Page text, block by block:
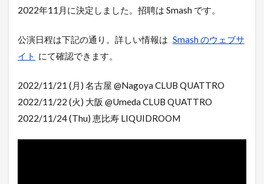
2022年11月に決定しました。招聘は Smash です。
公演日程は下記の通り。詳しい情報は Smash のウェブサ
イト にて確認できます。
2022/11/21 (月) 名古屋 @Nagoya CLUB QUATTRO
2022/11/22 (火) 大阪 @Umeda CLUB QUATTRO
2022/11/24 (Thu) 恵比寿 LIQUIDROOM